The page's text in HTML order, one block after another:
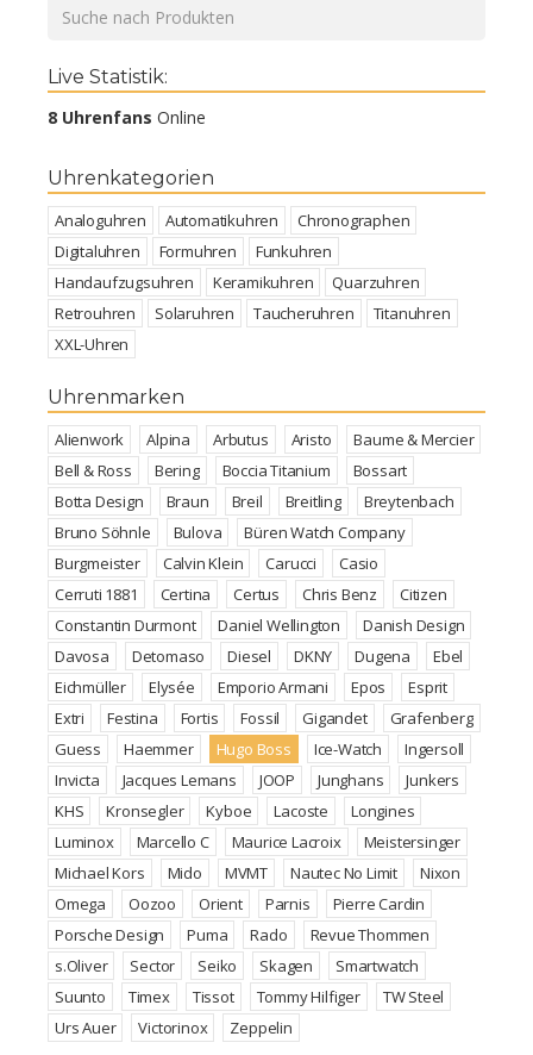
Live Statistik:
8 Uhrenfans Online
Uhrenkategorien
Analoguhren Automatikuhren
Chronographen
Digitaluhren
Formuhren
Funkuhren
Handaufzugsuhren
Keramikuhren
Quarzuhren
Retrouhren
Solaruhren Taucheruhren
Titanuhren
XXL-Uhren
Uhrenmarken
Alienwork Alpina Arbutus Aristo
Baume & Mercier
Bell & Ross
Bering Boccia Titanium
Bossart
Botta Design
Braun Breil Breitling
Breytenbach
Bruno Söhnle
Bulova
Büren Watch Company
Burgmeister
Calvin Klein Carucci
Casio
Cerruti 1881
Certina Certus Chris Benz
Citizen
Constantin Durmont
Daniel Wellington
Danish Design
Davosa
Detomaso Diesel DKNY Dugena
Ebel
Eichmüller
Elysée Emporio Armani Epos
Esprit
Extri
Festina Fortis Fossil Gigandet
Grafenberg
Guess
Haemmer Hugo Boss Ice-Watch
Ingersoll
Invicta
Jacques Lemans JOOP Junghans
Junkers
KHS
Kronsegler Kyboe Lacoste
Longines
Luminox
Marcello C Maurice Lacroix
Meistersinger
Michael Kors
Mido MVMT Nautec No Limit
Nixon
Omega
Oozoo Orient Parnis
Pierre Cardin
Porsche Design
Puma Rado
Revue Thommen
s.Oliver
Sector Seiko Skagen
Smartwatch
Suunto
Timex Tissot Tommy Hilfiger
TW Steel
Urs Auer
Victorinox Zeppelin